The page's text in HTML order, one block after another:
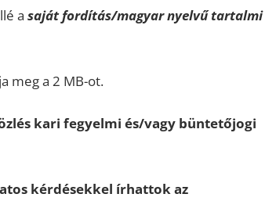
a saját fordítás/magyar nyelvű tartalmi
meg a 2 MB-ot.
kari fegyelmi és/vagy büntetőjogi
kérdésekkel írhattok az